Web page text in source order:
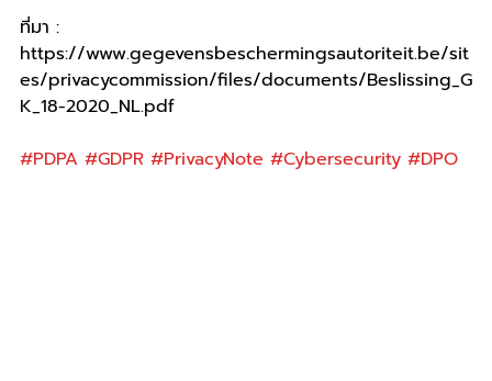
ที่มา :
https://www.gegevensbeschermingsautoriteit.be/sit
es/privacycommission/files/documents/Beslissing_G
K_18-2020_NL.pdf
#PDPA #GDPR #PrivacyNote #Cybersecurity #DPO